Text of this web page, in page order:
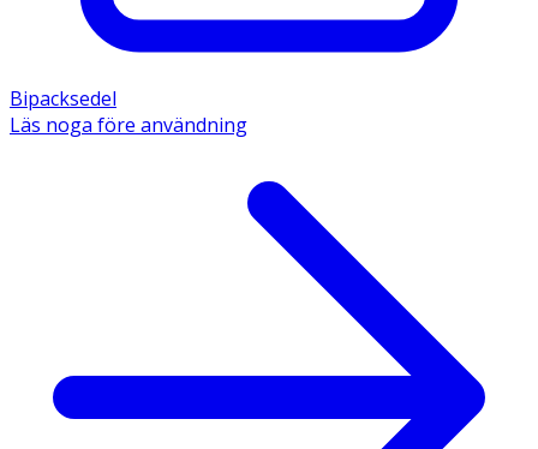
Bipacksedel
Läs noga före användning